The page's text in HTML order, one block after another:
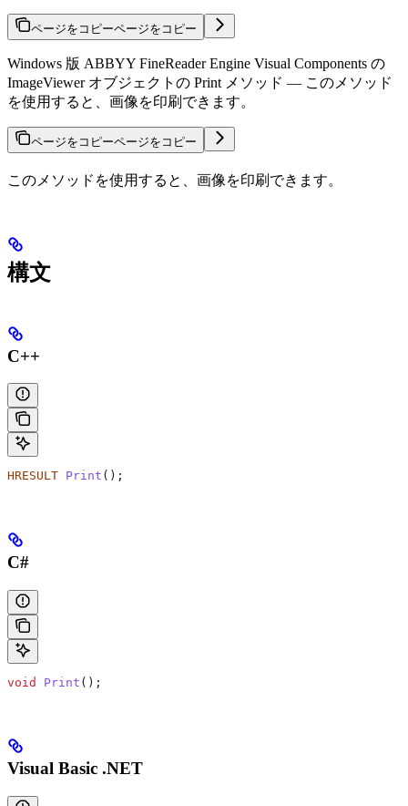
ページをコピーページをコピー
Windows 版 ABBYY FineReader Engine Visual Components の
ImageViewer オブジェクトの Print メソッド — このメソッド
を使用すると、画像を印刷できます。
ページをコピーページをコピー
このメソッドを使用すると、画像を印刷できます。
構文
C++
HRESULT Print ();
C#
void Print ();
Visual Basic .NET